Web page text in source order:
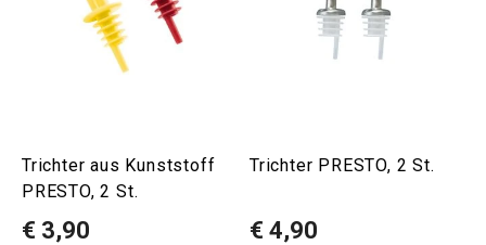
Trichter aus Kunststoff
PRESTO, 2 St.
€ 3,90
Trichter PRESTO, 2 St.
€ 4,90